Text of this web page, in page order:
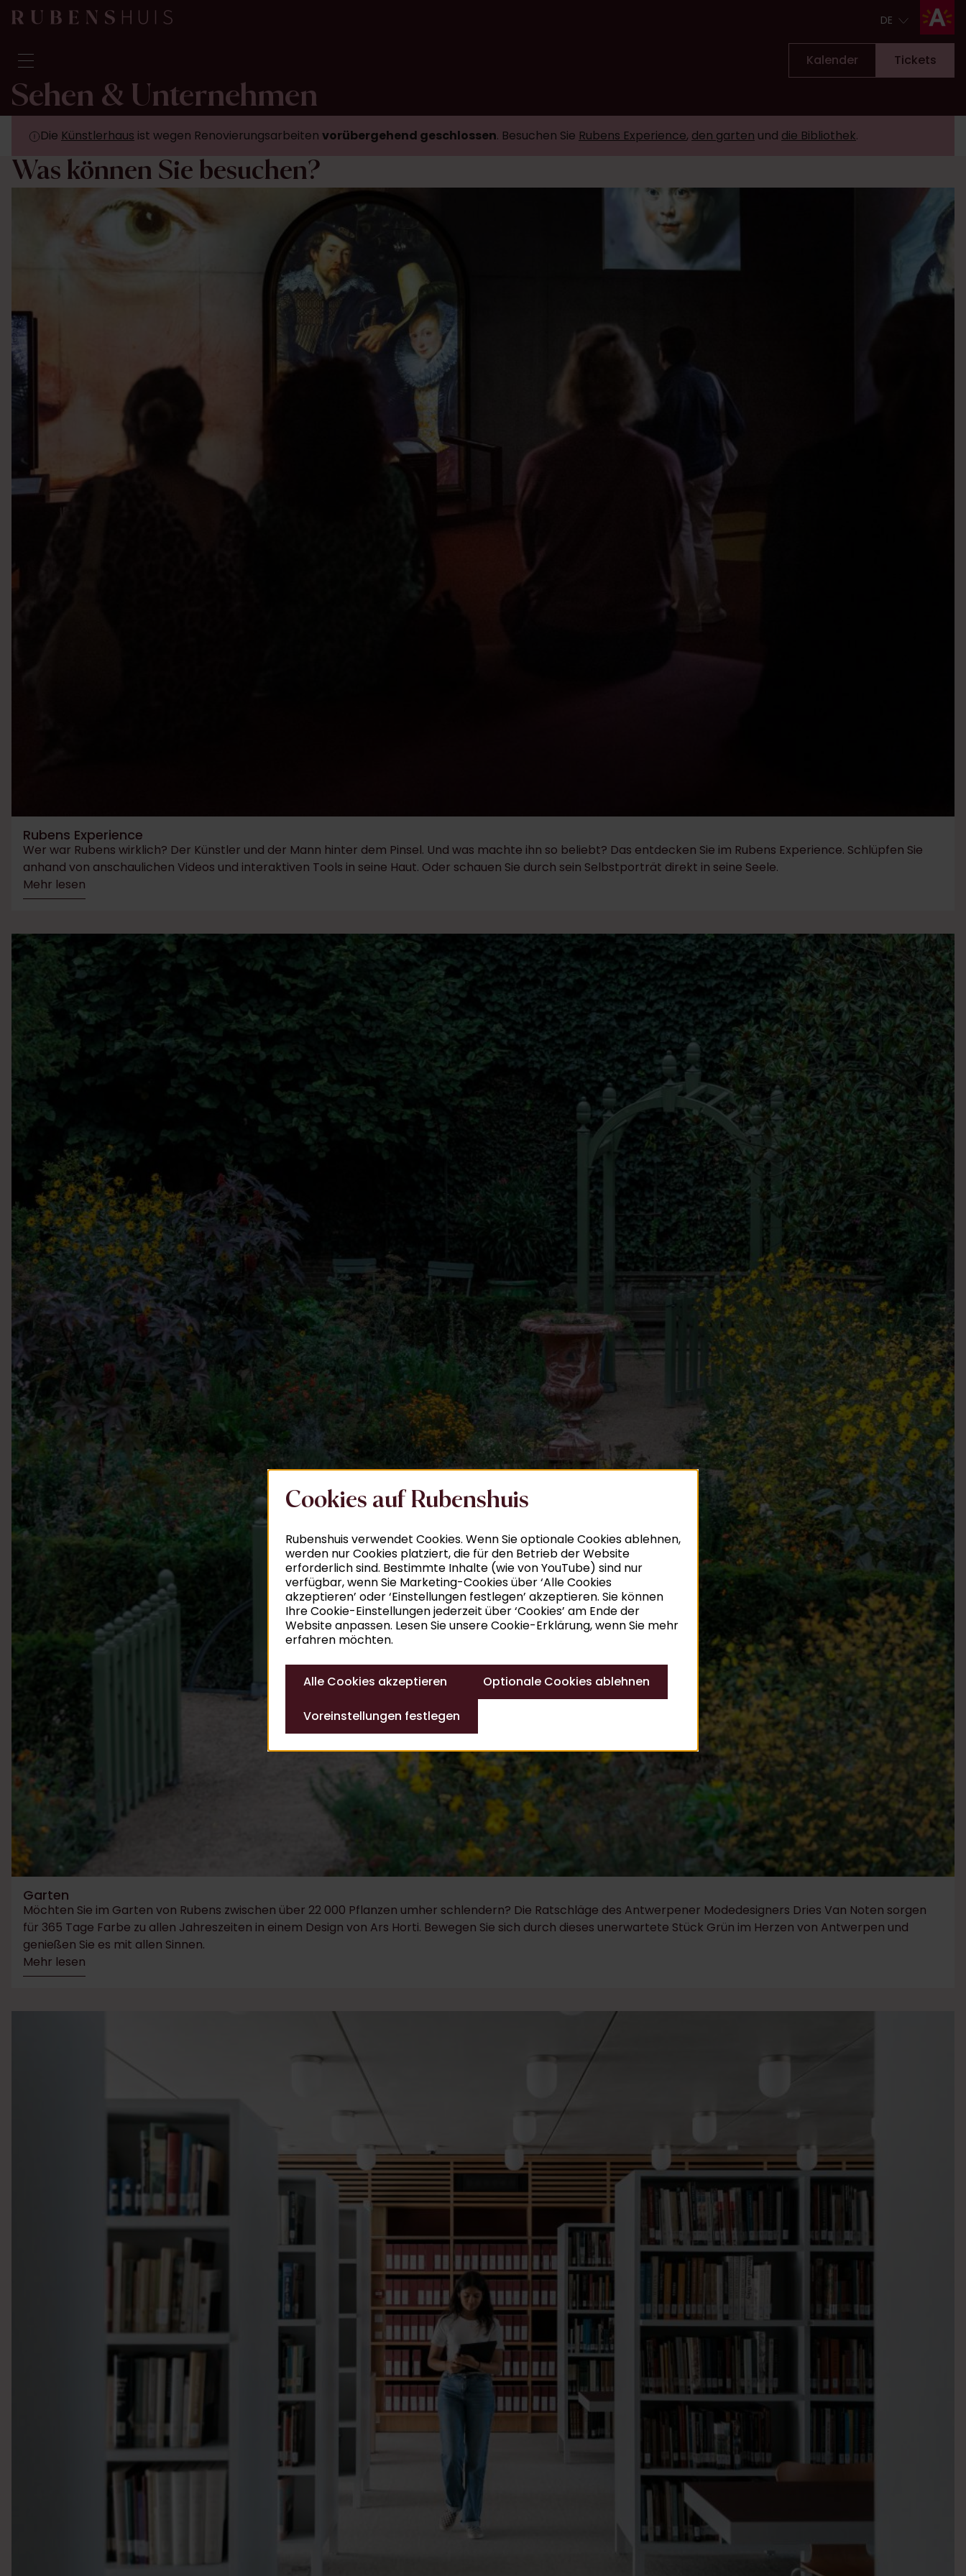
DE
Besuch
Sehen & Unternehmen
Geschichten
Sammlung & Forschung
Fragen & Antworten
Newsletter
Über uns
Kalender Tickets
Sehen & Unternehmen
Die Künstlerhaus ist wegen Renovierungsarbeiten vorübergehend geschlossen. Besuchen Sie Rubens Experience, den garten und die Bibliothek.
Was können Sie besuchen?
Rubens Experience
Wer war Rubens wirklich? Der Künstler und der Mann hinter dem Pinsel. Und was machte ihn so beliebt? Das entdecken Sie im Rubens Experience. Schlüpfen Sie
anhand von anschaulichen Videos und interaktiven Tools in seine Haut. Oder schauen Sie durch sein Selbstporträt direkt in seine Seele. ​
Mehr lesen
Garten
Möchten Sie im Garten von Rubens zwischen über ​​22 000 Pflanzen umher schlendern? Die ​​Ratschläge des Antwerpener Modedesigners Dries Van Noten sorgen
für 365 Tage Farbe zu allen Jahreszeiten in einem Design von Ars Horti. Bewegen Sie sich durch dieses unerwartete Stück Grün im Herzen von Antwerpen und
genießen Sie es mit allen Sinnen.
Mehr lesen
Cookies auf Rubenshuis
Rubenshuis verwendet Cookies. Wenn Sie optionale Cookies ablehnen,
werden nur Cookies platziert, die für den Betrieb der Website
erforderlich sind. Bestimmte Inhalte (wie von YouTube) sind nur
verfügbar, wenn Sie Marketing-Cookies über ‘Alle Cookies
akzeptieren’ oder ‘Einstellungen festlegen’ akzeptieren. Sie können
Ihre Cookie-Einstellungen jederzeit über ‘Cookies’ am Ende der
Website anpassen. Lesen Sie unsere Cookie-Erklärung, wenn Sie mehr
erfahren möchten.
Alle Cookies akzeptieren Optionale Cookies ablehnen
Voreinstellungen festlegen